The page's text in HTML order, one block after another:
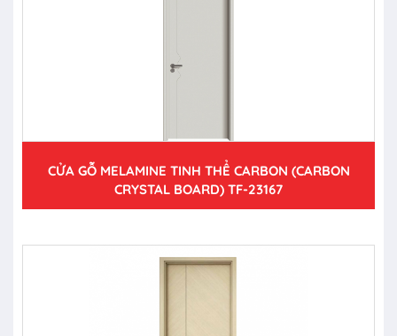
CỬA GỖ MELAMINE TINH THỂ CARBON (CARBON
CRYSTAL BOARD) TF-23167